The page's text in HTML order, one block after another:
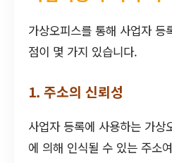
가상오피스를 통해 사업자 등
점이 몇 가지 있습니다.
1. 주소의 신뢰성
사업자 등록에 사용하는 가상
에 의해 인식될 수 있는 주소